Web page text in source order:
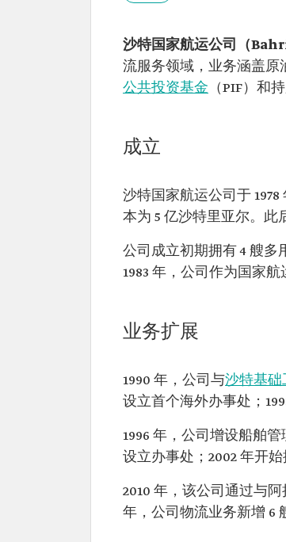
沙特国家航运公司（Bahri
流服务领域，业务涵盖原
公共投资基金 （PIF）和
成立
沙特国家航运公司于
本为 5 亿沙特里亚尔。此
公司成立初期拥有 4 艘多
1983 年，公司作为国家
业务扩展
1990 年，公司与沙特基础
设立首个海外办事处；
1996 年，公司增设船舶
设立办事处；2002 年开
2010 年，该公司通过与
年，公司物流业务新增 6